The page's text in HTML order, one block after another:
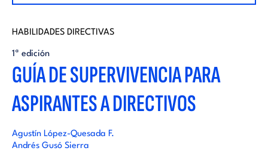
r
i
a
l
a
HABILIDADES DIRECTIVAS
1ª edición
GUÍA DE SUPERVIVENCIA PARA
ASPIRANTES A DIRECTIVOS
Agustín López-Quesada F.
Andrés Gusó Sierra